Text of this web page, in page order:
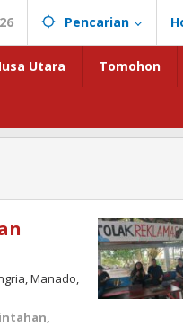
Pencarian
Utara Tomohon
Manado,
,